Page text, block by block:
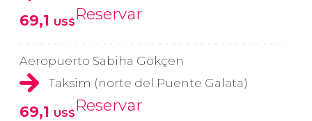
69,1 US$Reservar
Aeropuerto Sabiha Gökçen
Taksim (norte del Puente Galata)
69,1 US$Reservar